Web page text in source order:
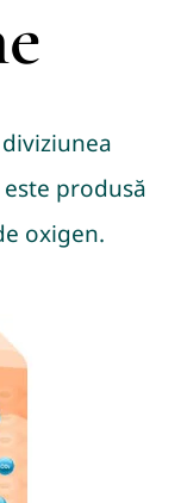
produsă
oxigen.